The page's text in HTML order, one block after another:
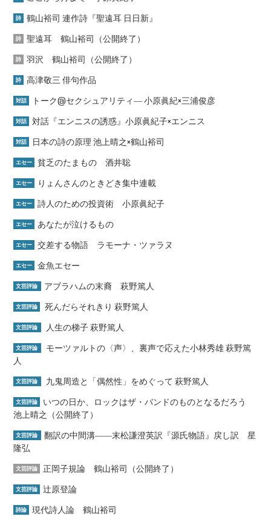
詩 鶴山裕司 連作詩『聖遠耳 日日新』
詩 聖遠耳 鶴山裕司（公開終了）
詩 羽沢 鶴山裕司（公開終了）
詩 高津敬三 俳句作品
対話 トーク@セクシュアリティ― 小原眞紀×三浦俊彦
対話 対話『エンニスの誘惑』小原眞紀子×エンニス
対話 日本の詩の原理 池上晴之×鶴山裕司
エセー 貧乏のたまもの 酒井聡
エセー りょんさんのときどき集中連載
エセー 詩人のための投資術 小原眞紀子
エセー あなたが泣けるもの
エセー 交差する物語 ラモーナ・ツァラヌ
エセー 金魚エセー
文芸評論 アブラハムの末裔 萩野篤人
文芸評論 死んだらそれきり 萩野篤人
文芸評論 人生の梯子 萩野篤人
文芸評論
モーツァルトの〈声〉、裏声で応えた小林秀雄 萩野篤
人
文芸評論 九鬼周造と「偶然性」をめぐって 萩野篤人
文芸評論
いつの日か、ロックはザ・バンドのものとなるだろう
池上晴之（公開終了）
文芸評論
翻訳の中間溝――末松謙澄英訳『源氏物語』戻し訳 星
隆弘
文芸評論 正岡子規論 鶴山裕司（公開終了）
文芸評論 辻原登論
詩論 現代詩人論 鶴山裕司